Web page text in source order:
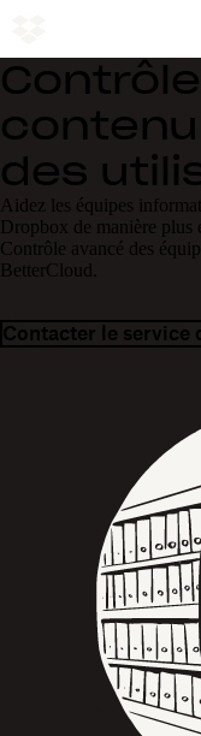
des
Aidez les équipes
Dropbox de manière plus
Contrôle avancé des
BetterCloud.
Contacter le service